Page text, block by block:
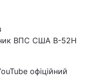
ВПС США В-52Н
офіційний